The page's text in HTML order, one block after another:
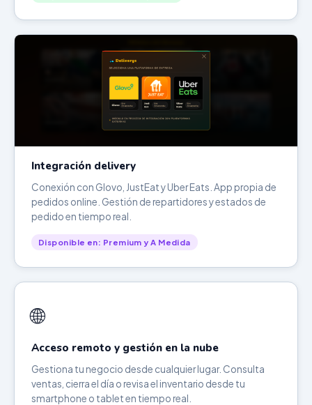
Integración delivery
Conexión con Glovo, JustEat y Uber Eats. App propia de
pedidos online. Gestión de repartidores y estados de
pedido en tiempo real.
Disponible en: Premium y A Medida
🌐
Acceso remoto y gestión en la nube
Gestiona tu negocio desde cualquier lugar. Consulta
ventas, cierra el día o revisa el inventario desde tu
smartphone o tablet en tiempo real.